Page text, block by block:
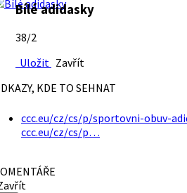
Bílé adidasky
38/2
Uložit Zavřít
KDE TO SEHNAT
ccc.eu/cz/cs/p/sportovni-obuv-
ccc.eu/cz/cs/p…